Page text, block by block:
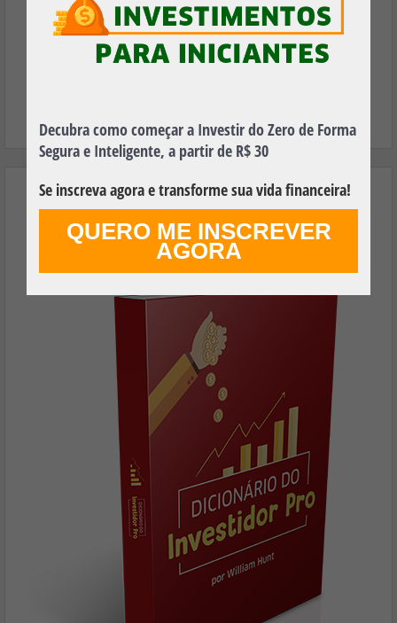
Decubra como começar a Investir do Zero de Forma
Segura e Inteligente, a partir de R$ 30
Se inscreva agora e transforme sua vida financeira!
QUERO ME INSCREVER
AGORA
FAZER DOWNLOAD GRÁTIS
Aprenda os Principais Termos Financeiros
Utilizados no Mundo dos Investimentos e
Faça Seu Dinheiro Render Mais!